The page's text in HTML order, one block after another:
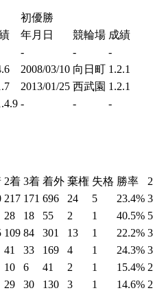
初優勝
年月日 競輪場 成績
- -
-
2008/03/10 向日町 1.2.1
2013/01/25 西武園 1.2.1
- - -
2着 3着 着外 棄権 失格 勝率
217 171 696 24 5 23.4%
28 18 55 2 1 40.5%
109 84 301 13 1 22.2%
41 33 169 4 1 24.3%
10 6 41 2 1 15.4%
29 30 130 3 1 14.6%